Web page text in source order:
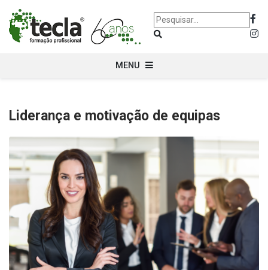
MENU
Liderança e motivação de equipas